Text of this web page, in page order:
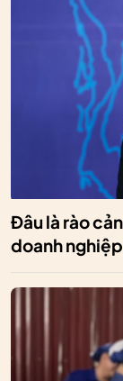
Đâu là rào
doanh